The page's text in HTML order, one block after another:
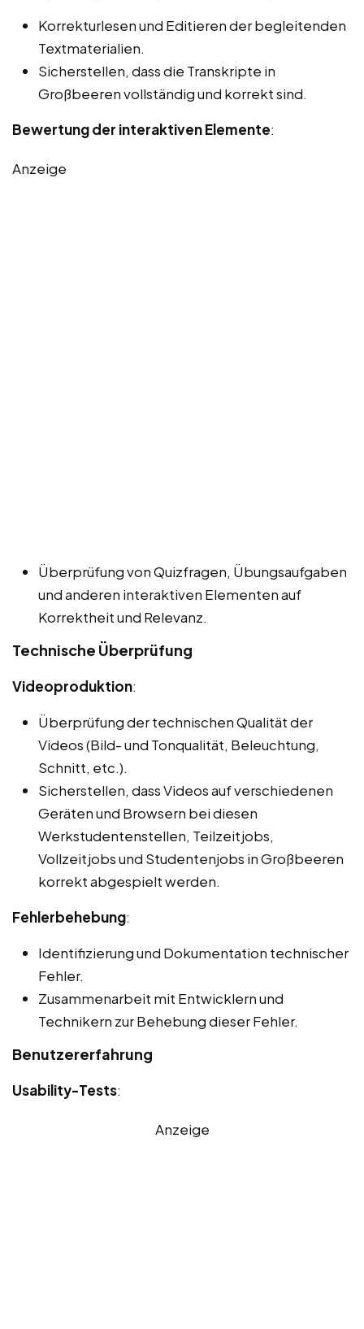
Korrekturlesen und Editieren der begleitenden
Textmaterialien.
Sicherstellen, dass die Transkripte in
Großbeeren vollständig und korrekt sind.
Bewertung der interaktiven Elemente:
Anzeige
Überprüfung von Quizfragen, Übungsaufgaben
und anderen interaktiven Elementen auf
Korrektheit und Relevanz.
Technische Überprüfung
Videoproduktion:
Überprüfung der technischen Qualität der
Videos (Bild- und Tonqualität, Beleuchtung,
Schnitt, etc.).
Sicherstellen, dass Videos auf verschiedenen
Geräten und Browsern bei diesen
Werkstudentenstellen, Teilzeitjobs,
Vollzeitjobs und Studentenjobs in Großbeeren
korrekt abgespielt werden.
Fehlerbehebung:
Identifizierung und Dokumentation technischer
Fehler.
Zusammenarbeit mit Entwicklern und
Technikern zur Behebung dieser Fehler.
Benutzererfahrung
Usability-Tests:
Anzeige